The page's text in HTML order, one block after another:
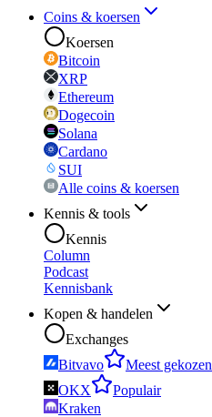
Coins & koersen
Koersen
Bitcoin
XRP
Ethereum
Dogecoin
Solana
Cardano
SUI
Alle coins & koersen
Kennis & tools
Kennis
Column
Podcast
Kennisbank
Kopen & handelen
Exchanges
Bitvavo
Meest gekozen
OKX
Populair
Kraken